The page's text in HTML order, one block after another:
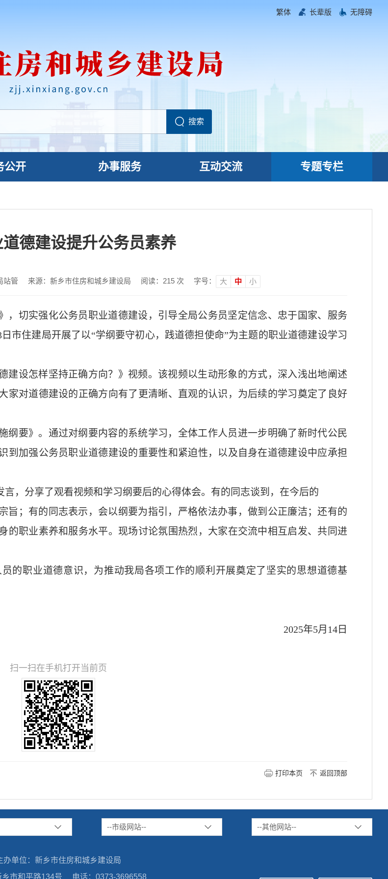
繁体 长辈版 无障碍
公开 办事服务 互动交流 专题专栏
德建设提升公务员素养
站管 来源：新乡市住房和城乡建设局 阅读： 215次 字号： 大 中 小
，切实强化公务员职业道德建设，引导全局公务员坚定信念、忠于国家、服务
市住建局开展了以“学纲要守初心，践道德担使命”为主题的职业道德建设学习
建设怎样坚持正确方向？》视频。该视频以生动形象的方式，深入浅出地阐述
家对道德建设的正确方向有了更清晰、直观的认识，为后续的学习奠定了良好
纲要》。通过对纲要内容的系统学习，全体工作人员进一步明确了新时代公民
到加强公务员职业道德建设的重要性和紧迫性，以及自身在道德建设中应承担
，分享了观看视频和学习纲要后的心得体会。有的同志谈到，在今后的
旨；有的同志表示，会以纲要为指引，严格依法办事，做到公正廉洁；还有的
的职业素养和服务水平。现场讨论氛围热烈，大家在交流中相互启发、共同进
的职业道德意识，为推动我局各项工作的顺利开展奠定了坚实的思想道德基
2025年5月14日
扫一扫在手机打开当前页
打印本页 返回顶部
--市级网站-- --其他网站--
办单位：新乡市住房和城乡建设局
市和平路134号
电话：0373-3696558